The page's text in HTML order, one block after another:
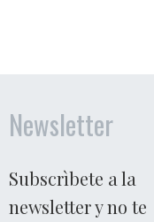
Newsletter
Subscrìbete a la
newsletter y no te